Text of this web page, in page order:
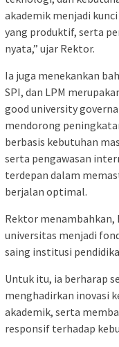
akademik menjadi
yang produktif, serta
nyata,” ujar Rektor.
Ia juga menekankan
SPI, dan LPM
good university
mendorong
berbasis kebutuhan
serta pengawasan
terdepan dalam
berjalan optimal.
Rektor
universitas menjadi
saing institusi
Untuk itu, ia berharap
menghadirkan inovasi
akademik, serta
responsif terhadap